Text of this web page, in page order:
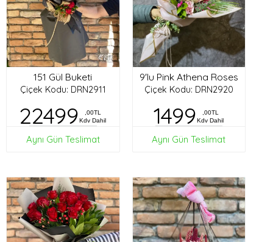
151 Gül Buketi
Çiçek Kodu: DRN2911
22499
,00TL
Kdv Dahil
Aynı Gün Teslimat
9'lu Pink Athena Roses
Çiçek Kodu: DRN2920
1499
,00TL
Kdv Dahil
Aynı Gün Teslimat